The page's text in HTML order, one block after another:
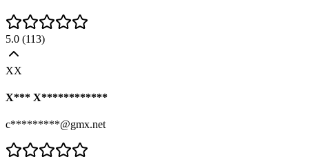
5.0 (113)
XX
X*** X************
c*********@gmx.net